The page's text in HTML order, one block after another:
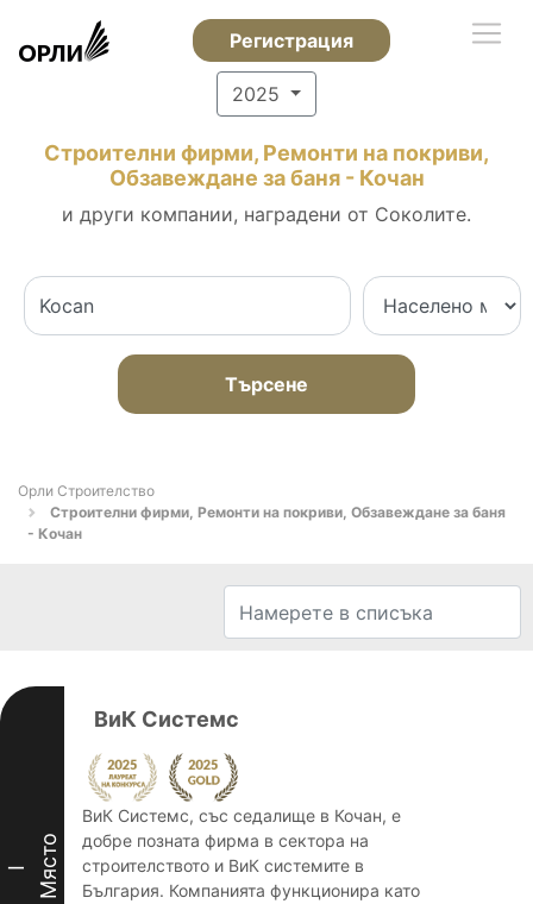
Регистрация
2025
Строителни фирми, Ремонти на покриви,
Обзавеждане за баня - Кочан
и други компании, наградени от Соколите.
Търсене
Орли Строителство
Строителни фирми, Ремонти на покриви, Обзавеждане за баня
- Кочан
I Място
ВиК Системс
ВиК Системс, със седалище в Кочан, е
добре позната фирма в сектора на
строителството и ВиК системите в
България. Компанията функционира като